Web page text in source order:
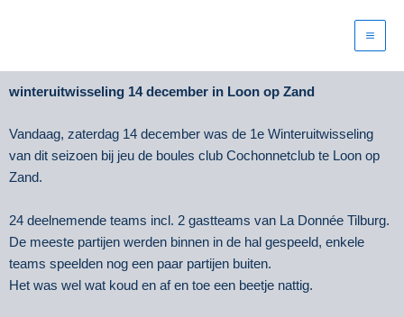
inhoud
winteruitwisseling 14 december in Loon op Zand
Vandaag, zaterdag 14 december was de 1e Winteruitwisseling
van dit seizoen bij jeu de boules club Cochonnetclub te Loon op
Zand.
24 deelnemende teams incl. 2 gastteams van La Donnée Tilburg.
De meeste partijen werden binnen in de hal gespeeld, enkele
teams speelden nog een paar partijen buiten.
Het was wel wat koud en af en toe een beetje nattig.